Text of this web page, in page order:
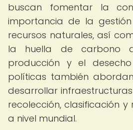
buscan fomentar la
importancia de la
recursos naturales, así
la huella de carbono
producción y el
políticas también
desarrollar
recolección, clasificación
a nivel mundial.